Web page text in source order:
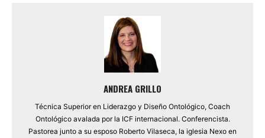
ANDREA GRILLO
Técnica Superior en Liderazgo y Diseño Ontológico, Coach
Ontológico avalada por la ICF internacional. Conferencista.
Pastorea junto a su esposo Roberto Vilaseca, la iglesia Nexo en